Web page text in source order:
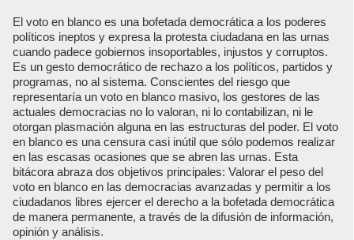
El voto en blanco es una bofetada democrática a los poderes
políticos ineptos y expresa la protesta ciudadana en las urnas
cuando padece gobiernos insoportables, injustos y corruptos.
Es un gesto democrático de rechazo a los políticos, partidos y
programas, no al sistema. Conscientes del riesgo que
representaría un voto en blanco masivo, los gestores de las
actuales democracias no lo valoran, ni lo contabilizan, ni le
otorgan plasmación alguna en las estructuras del poder. El voto
en blanco es una censura casi inútil que sólo podemos realizar
en las escasas ocasiones que se abren las urnas. Esta
bitácora abraza dos objetivos principales: Valorar el peso del
voto en blanco en las democracias avanzadas y permitir a los
ciudadanos libres ejercer el derecho a la bofetada democrática
de manera permanente, a través de la difusión de información,
opinión y análisis.